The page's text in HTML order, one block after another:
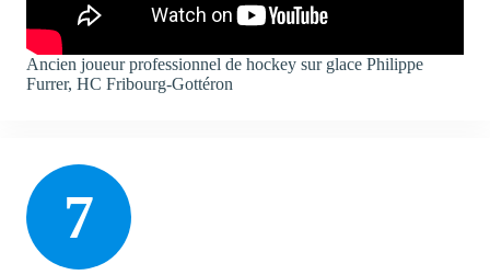
Ancien joueur professionnel de hockey sur glace Philippe
Furrer, HC Fribourg-Gottéron
7